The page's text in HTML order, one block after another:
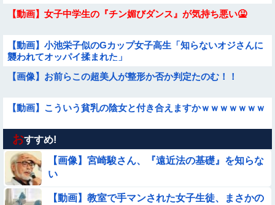
【動画】女子中学生の『チン媚びダンス』が気持ち悪い🤮
【動画】小池栄子似のGカップ女子高生「知らないオジさんに
襲われてオッパイ揉まれた」
【画像】お前らこの超美人が整形か否か判定たのむ！！
【動画】こういう貧乳の陰女と付き合えますかｗｗｗｗｗｗｗ
【動画】韓国アイドルさん、ヱチヱチ限界点を超えてしまう
【動画】デブの喧嘩 ガチでヤバい……
【動画】ピザ屋のバイト女、クッソせこい『ツマミ食い』をし
おすすめ!
【画像】宮崎駿さん、『遠近法の基礎』を知らな
い
【動画】教室で手マンされた女子生徒、まさかの